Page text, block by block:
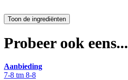
Probeer ook eens...
Aanbieding
7-8 tm 8-8